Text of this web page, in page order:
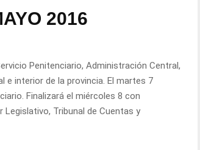
2016
Penitenciario, Administración Central,
e interior de la provincia. El martes 7
Finalizará el miércoles 8 con
Tribunal de Cuentas y